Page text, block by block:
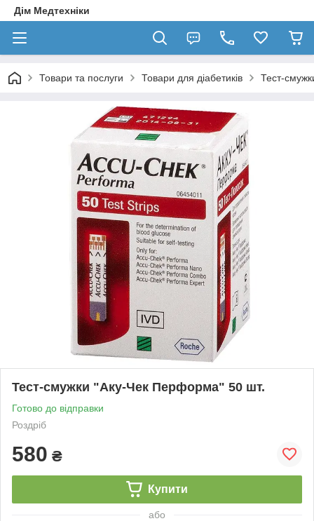
Дім Медтехніки
Товари та послуги Товари для діабетиків Тест-
Тест-смужки "Аку-Чек Перформа" 50 шт.
Готово до відправки
Роздріб
580 ₴
Купити
або